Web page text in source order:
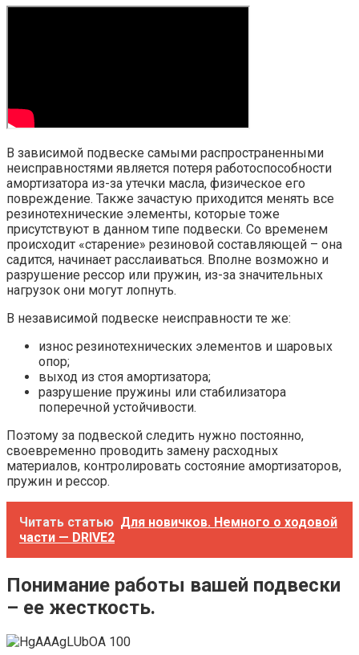
В зависимой подвеске самыми распространенными
неисправностями является потеря работоспособности
амортизатора из-за утечки масла, физическое его
повреждение. Также зачастую приходится менять все
резинотехнические элементы, которые тоже
присутствуют в данном типе подвески. Со временем
происходит «старение» резиновой составляющей – она
садится, начинает расслаиваться. Вполне возможно и
разрушение рессор или пружин, из-за значительных
нагрузок они могут лопнуть.
В независимой подвеске неисправности те же:
износ резинотехнических элементов и шаровых
опор;
выход из стоя амортизатора;
разрушение пружины или стабилизатора
поперечной устойчивости.
Поэтому за подвеской следить нужно постоянно,
своевременно проводить замену расходных
материалов, контролировать состояние амортизаторов,
пружин и рессор.
Читать статью Для новичков. Немного о ходовой
части — DRIVE2
Понимание работы вашей подвески
– ее жесткость.